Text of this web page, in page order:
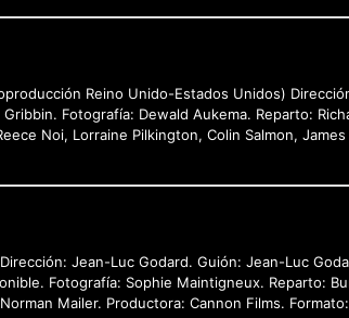
Reino Unido-Estados Unidos)
Fotografía: Dewald Aukema. Reparto:
Noi, Lorraine Pilkington, Colin Salmon,
Jean-Luc Godard. Guión: Jean-Luc
Fotografía: Sophie Maintigneux. Reparto:
Mailer. Productora: Cannon Films.